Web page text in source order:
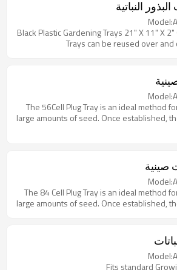
النباتية
Black Plastic Gardening Trays 21" X 11" X
Trays can be reused over and
The 56Cell Plug Tray is an ideal method
large amounts of seed. Once established,
صينية
The 84 Cell Plug Tray is an ideal method
large amounts of seed. Once established,
Fits standard